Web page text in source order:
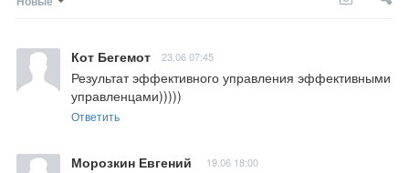
Кот Бегемот 23.06 07:45
Результат эффективного управления эффективными
управленцами)))))
Ответить
Морозкин Евгений 19.06 18:00